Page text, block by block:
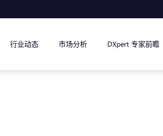
行业动态 市场分析 DXpert 专家前瞻